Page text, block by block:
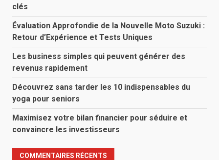
clés
Évaluation Approfondie de la Nouvelle Moto Suzuki :
Retour d’Expérience et Tests Uniques
Les business simples qui peuvent générer des
revenus rapidement
Découvrez sans tarder les 10 indispensables du
yoga pour seniors
Maximisez votre bilan financier pour séduire et
convaincre les investisseurs
COMMENTAIRES RÉCENTS